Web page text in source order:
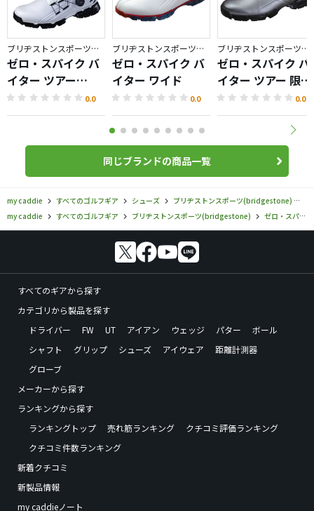
ブリヂストンスポーツ／ゼロ・スパイク バイター
ゼロ・スパイク バ
イター ツアー
（2024）
0.0
ブリヂストンスポーツ／ゼロ・スパイク バイター
ゼロ・スパイク バ
イター ワイド
0.0
ブリヂストンスポーツ／ゼロ・スパイク バイター
ゼロ・スパイク バ
イター ツアー 限定
カラー
0.0
同じブランドの商品一覧
my caddie すべてのゴルフギア シューズ ブリヂストンスポーツ(bridgestone)
my caddie
すべてのゴルフギア ブリヂストンスポーツ(bridgestone) ゼロ・スパイク バイター
すべてのギアから探す
カテゴリから製品を探す
ドライバー
FW UT アイアン ウェッジ パター
ボール
シャフト
グリップ シューズ アイウェア
距離計測器
グローブ
メーカーから探す
ランキングから探す
ランキングトップ
売れ筋ランキング
クチコミ評価ランキング
クチコミ件数ランキング
新着クチコミ
新製品情報
my caddieノート